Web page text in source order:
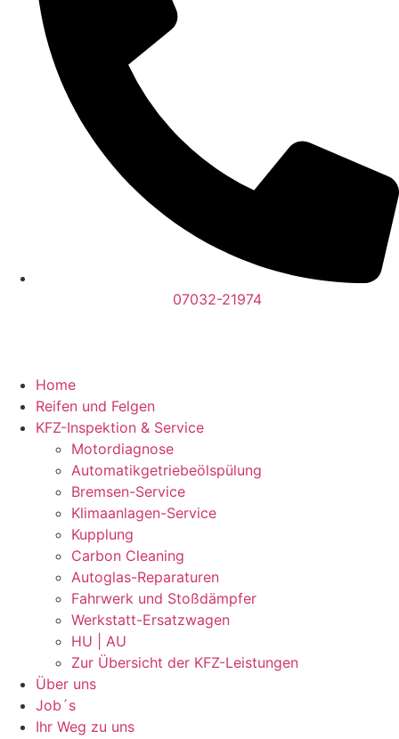
07032-21974
Home
Reifen und Felgen
KFZ-Inspektion & Service
Motordiagnose
Automatikgetriebeölspülung
Bremsen-Service
Klimaanlagen-Service
Kupplung
Carbon Cleaning
Autoglas-Reparaturen
Fahrwerk und Stoßdämpfer
Werkstatt-Ersatzwagen
HU | AU
Zur Übersicht der KFZ-Leistungen
Über uns
Job´s
Ihr Weg zu uns